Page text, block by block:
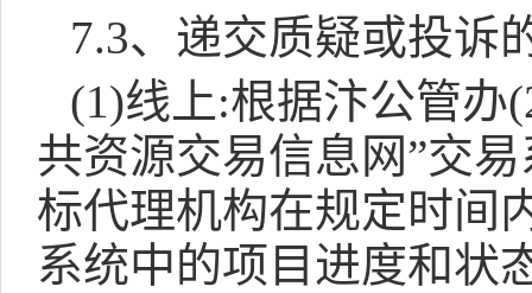
7.3、递交质疑或投诉
(1)线上:根据汴公管办
共资源交易信息网”交
标代理机构在规定时间
系统中的项目进度和状